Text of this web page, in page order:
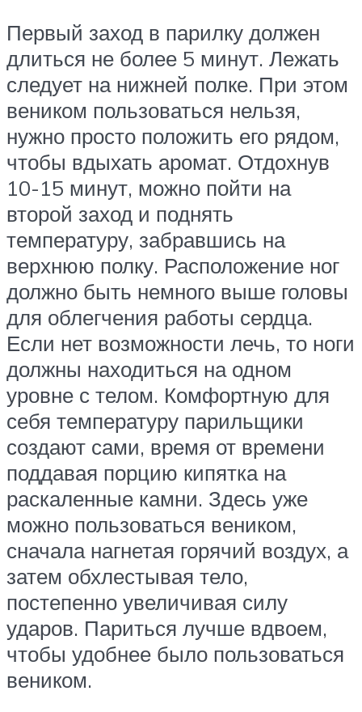
Первый заход в парилку должен
длиться не более 5 минут. Лежать
следует на нижней полке. При этом
веником пользоваться нельзя,
нужно просто положить его рядом,
чтобы вдыхать аромат. Отдохнув
10-15 минут, можно пойти на
второй заход и поднять
температуру, забравшись на
верхнюю полку. Расположение ног
должно быть немного выше головы
для облегчения работы сердца.
Если нет возможности лечь, то ноги
должны находиться на одном
уровне с телом. Комфортную для
себя температуру парильщики
создают сами, время от времени
поддавая порцию кипятка на
раскаленные камни. Здесь уже
можно пользоваться веником,
сначала нагнетая горячий воздух, а
затем обхлестывая тело,
постепенно увеличивая силу
ударов. Париться лучше вдвоем,
чтобы удобнее было пользоваться
веником.